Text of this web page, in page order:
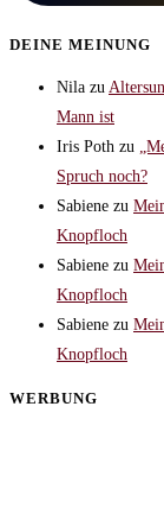
DEINE MEINUNG
Nila zu
Mann ist
Iris Poth zu
Spruch noch?
Sabiene zu
Knopfloch
Sabiene zu
Knopfloch
Sabiene zu
Knopfloch
WERBUNG